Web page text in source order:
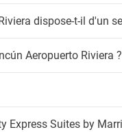
dispose-t-il d'un
Aeropuerto Riviera ?
Suites by